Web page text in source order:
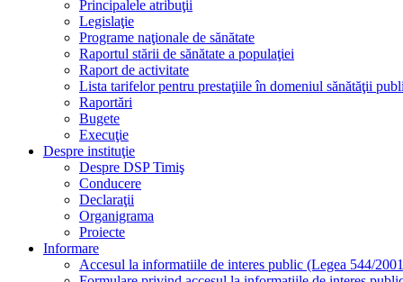
Principalele atribuţii
Legislaţie
Programe naţionale de sănătate
Raportul stării de sănătate a populaţiei
Raport de activitate
Lista tarifelor pentru prestaţiile în domeniul sănătăţii
Raportări
Bugete
Execuţie
Despre instituţie
Despre DSP Timiş
Conducere
Declaraţii
Organigrama
Proiecte
Informare
Accesul la informatiile de interes public (Legea 544/